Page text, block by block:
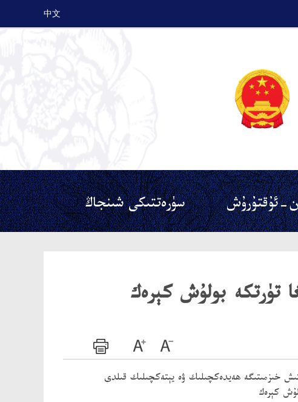
中文
ئۇقتۇرۇش سۈرەتتىكى شىنجاڭ
تۈرتكە بولۇش كېرەك
خىزمىتىگە ھەيدەكچىلىك ۋە يېتەكچىلىك قىلدى
كېرەك